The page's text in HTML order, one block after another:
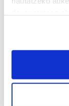
If you allow, we
Collect
Identify
Bihar